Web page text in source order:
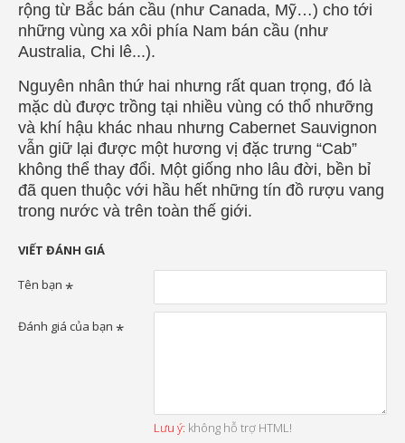
rộng từ Bắc bán cầu (như Canada, Mỹ…) cho tới
những vùng xa xôi phía Nam bán cầu (như
Australia, Chi lê...).
Nguyên nhân thứ hai nhưng rất quan trọng, đó là
mặc dù được trồng tại nhiều vùng có thổ nhưỡng
và khí hậu khác nhau nhưng Cabernet Sauvignon
vẫn giữ lại được một hương vị đặc trưng “Cab”
không thể thay đổi. Một giống nho lâu đời, bền bỉ
đã quen thuộc với hầu hết những tín đồ rượu vang
trong nước và trên toàn thế giới.
VIẾT ĐÁNH GIÁ
Tên bạn
Đánh giá của bạn
Lưu ý: không hỗ trợ HTML!